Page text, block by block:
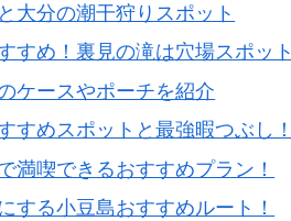
大分の潮干狩りスポット
すめ！裏見の滝は穴場スポット
ケースやポーチを紹介
すめスポットと最強暇つぶし！
満喫できるおすすめプラン！
する小豆島おすすめルート！